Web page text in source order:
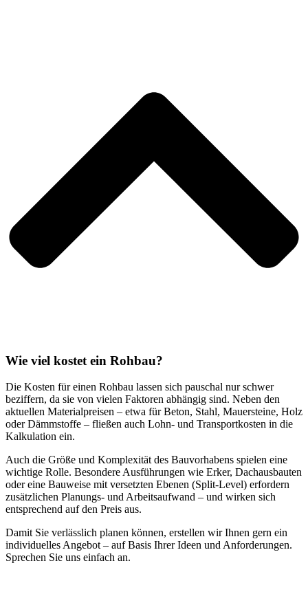
Wie viel kostet ein Rohbau?
Die Kosten für einen Rohbau lassen sich pauschal nur schwer
beziffern, da sie von vielen Faktoren abhängig sind. Neben den
aktuellen Materialpreisen – etwa für Beton, Stahl, Mauersteine, Holz
oder Dämmstoffe – fließen auch Lohn- und Transportkosten in die
Kalkulation ein.
Auch die Größe und Komplexität des Bauvorhabens spielen eine
wichtige Rolle. Besondere Ausführungen wie Erker, Dachausbauten
oder eine Bauweise mit versetzten Ebenen (Split-Level) erfordern
zusätzlichen Planungs- und Arbeitsaufwand – und wirken sich
entsprechend auf den Preis aus.
Damit Sie verlässlich planen können, erstellen wir Ihnen gern ein
individuelles Angebot – auf Basis Ihrer Ideen und Anforderungen.
Sprechen Sie uns einfach an.